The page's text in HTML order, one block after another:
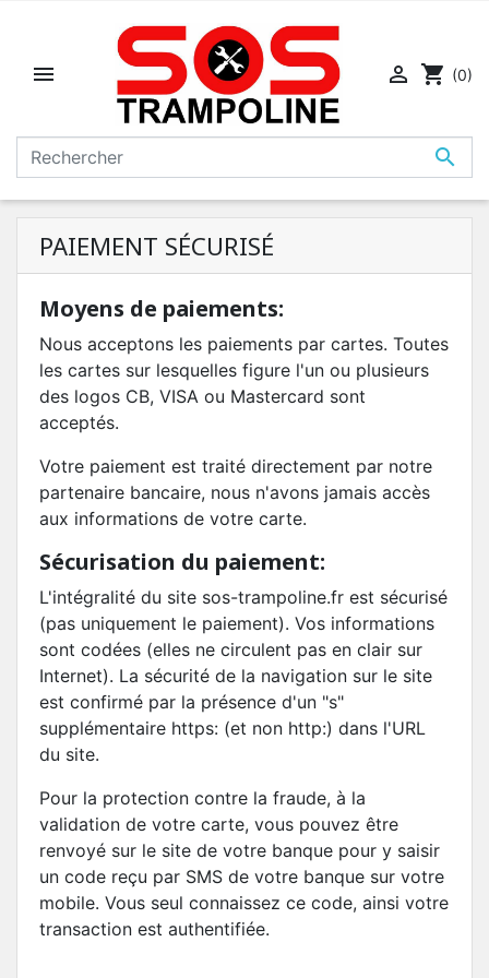


 shopping_cart (0)
PAIEMENT SÉCURISÉ
Moyens de paiements:
Nous acceptons les paiements par cartes. Toutes
les cartes sur lesquelles figure l'un ou plusieurs
des logos CB, VISA ou Mastercard sont
acceptés.
Votre paiement est traité directement par notre
partenaire bancaire, nous n'avons jamais accès
aux informations de votre carte.
Sécurisation du paiement:
L'intégralité du site sos-trampoline.fr est sécurisé
(pas uniquement le paiement). Vos informations
sont codées (elles ne circulent pas en clair sur
Internet). La sécurité de la navigation sur le site
est confirmé par la présence d'un "s"
supplémentaire https: (et non http:) dans l'URL
du site.
Pour la protection contre la fraude, à la
validation de votre carte, vous pouvez être
renvoyé sur le site de votre banque pour y saisir
un code reçu par SMS de votre banque sur votre
mobile. Vous seul connaissez ce code, ainsi votre
transaction est authentifiée.